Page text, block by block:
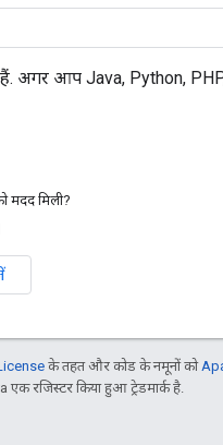
अगर आप Java, Python,
मदद मिली?
के तहत और कोड के नमूनों को
रजिस्टर किया हुआ ट्रेडमार्क है.